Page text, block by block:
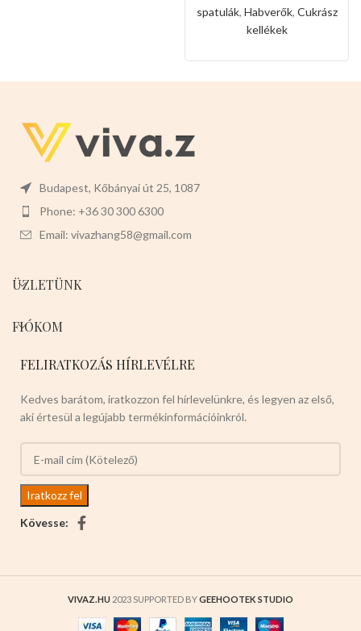
spatulák, Habverők, Cukrász
kellékek
Budapest, Kőbányai út 25, 1087
Phone: +36 30 300 6300
Email: vivazhang58@gmail.com
ÜZLETÜNK
FIÓKOM
FELIRATKOZÁS HÍRLEVÉLRE
Kedves barátom, iratkozzon fel hírlevelünkre, és legyen az első,
aki értesül a legújabb termékinformációinkról.
Kövesse:
VIVAZ.HU 2023 SUPPORTED BYGEEHOOTEK STUDIO